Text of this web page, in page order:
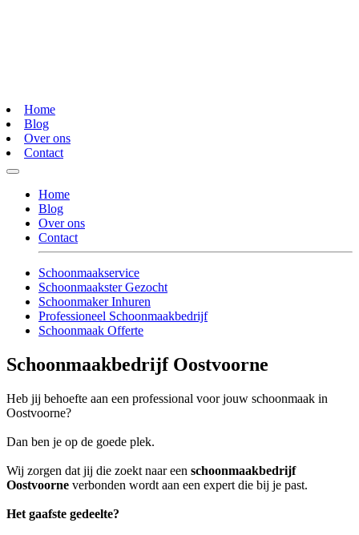
Home
Blog
Over ons
Contact
Home
Blog
Over ons
Contact
Schoonmaakservice
Schoonmaakster Gezocht
Schoonmaker Inhuren
Professioneel Schoonmaakbedrijf
Schoonmaak Offerte
Schoonmaakbedrijf Oostvoorne
Heb jij behoefte aan een professional voor jouw schoonmaak in
Oostvoorne?
Dan ben je op de goede plek.
Wij zorgen dat jij die zoekt naar een schoonmaakbedrijf
Oostvoorne verbonden wordt aan een expert die bij je past.
Het gaafste gedeelte?